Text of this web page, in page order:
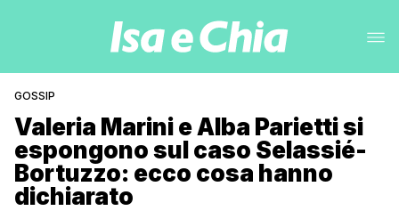
GOSSIP
Valeria Marini e Alba Parietti si
espongono sul caso Selassié-
Bortuzzo: ecco cosa hanno
dichiarato